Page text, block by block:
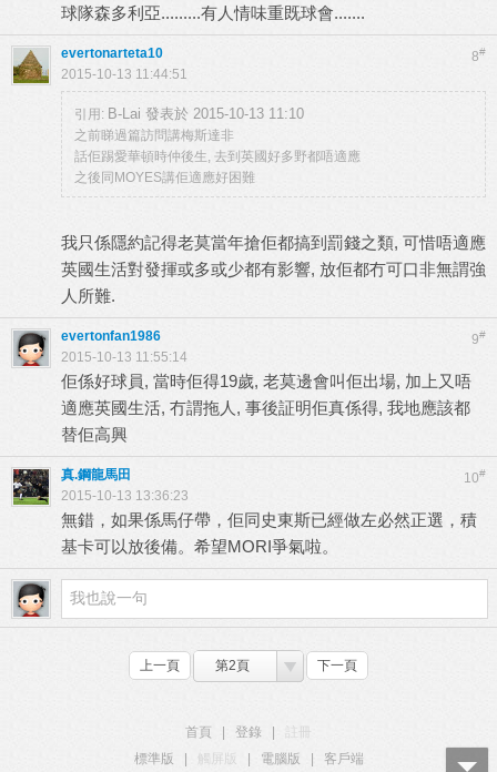
球隊森多利亞.........有人情味重既球會.......
8#
evertonarteta10
2015-10-13 11:44:51
引用: B-Lai 發表於 2015-10-13 11:10
之前睇過篇訪問講梅斯達非
話佢踢愛華頓時仲後生, 去到英國好多野都唔適應
之後同MOYES講佢適應好困難
我只係隱約記得老莫當年搶佢都搞到罰錢之類, 可惜唔適應
英國生活對發揮或多或少都有影響, 放佢都冇可口非無謂強
人所難.
9#
evertonfan1986
2015-10-13 11:55:14
佢係好球員, 當時佢得19歲, 老莫邊會叫佢出場, 加上又唔
適應英國生活, 冇謂拖人, 事後証明佢真係得, 我地應該都
替佢高興
10#
真.鋼龍馬田
2015-10-13 13:36:23
無錯，如果係馬仔帶，佢同史東斯已經做左必然正選，積
基卡可以放後備。希望MORI爭氣啦。
上一頁 第2頁 下一頁
首頁 登錄
標準版
觸屏版 電腦版 客戶端